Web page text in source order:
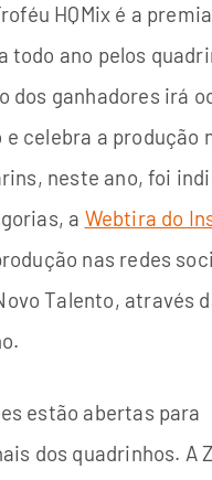
HQMix é a
todo ano pelos
dos ganhadores irá
e celebra a produção
neste ano, foi
a Webtira do
nas redes
Talento, através
estão abertas para
dos quadrinhos. A